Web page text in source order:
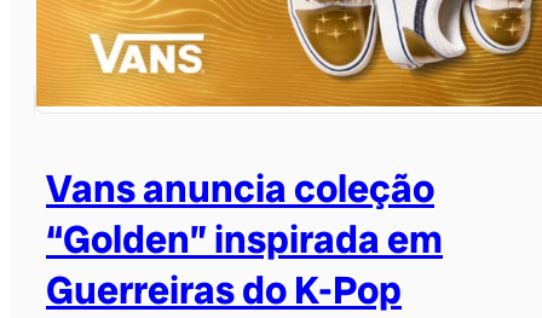
Vans anuncia coleção
“Golden” inspirada em
Guerreiras do K-Pop